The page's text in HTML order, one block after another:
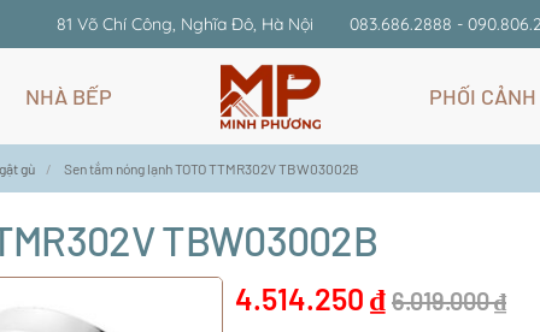
81 Võ Chí Công, Nghĩa Đô, Hà Nội 083.686.2888 -
NHÀ BẾP PHỐI CẢNH
gù Sen tắm nóng lạnh TOTO TTMR302V TBW03002B
TBW03002B
4.514.250 ₫ 6.019.000₫